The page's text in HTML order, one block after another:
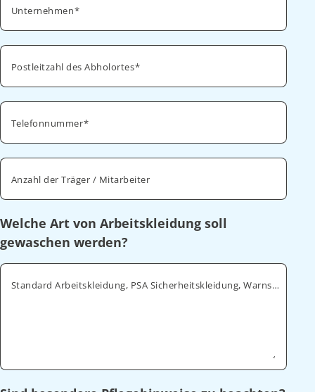
Unternehmen
Postleitzahl des Abholortes
Telefonnummer
Anzahl der Träger / Mitarbeiter
Welche Art von Arbeitskleidung soll
gewaschen werden?
Standard Arbeitskleidung, PSA Sicherheitskleidung, Warnschutz, ESD